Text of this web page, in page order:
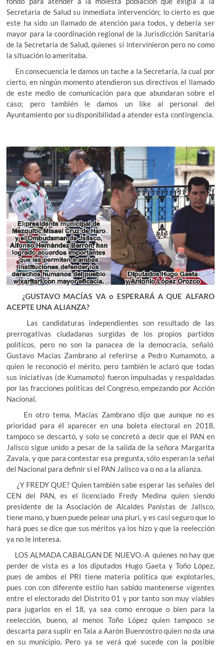
Secretaría de Salud su inmediata intervención; lo cierto es que
este ha sido un llamado de atención para todos, y debería ser
mayor para la coordinación regional de la Jurisdicción Sanitaria
de la Secretaría de Salud, quienes sí intervinieron pero no como
la situación lo ameritaba.
En consecuencia le damos un tache a la Secretaría, la cual por
cierto, en ningún momento atendieron sus directivos el llamado
de este medio de comunicación para que abundaran sobre el
caso; pero también le damos un like al personal del
Ayuntamiento por su disponibilidad a atender esta contingencia.
¿GUSTAVO MACÍAS VA o ESPERARÁ A QUE ALFARO
ACEPTE UNA ALIANZA?
Las candidaturas independientes son resultado de las
prerrogativas ciudadanas surgidas de los propios partidos
políticos, pero no son la panacea de la democracia, señaló
Gustavo Macías Zambrano al referirse a Pedro Kumamoto, a
quien le reconoció el mérito, pero también le aclaró que todas
sus iniciativas (de Kumamoto) fueron impulsadas y respaldadas
por las fracciones políticas del Congreso, empezando por Acción
Nacional.
En otro tema, Macías Zambrano dijo que aunque no es
prioridad para él aparecer en una boleta electoral en 2018,
tampoco se descartó, y solo se concretó a decir que el PAN en
Jalisco sigue unido a pesar de la salida de la señora Margarita
Zavala, y que para contestar esa pregunta, sólo esperan la señal
del Nacional para definir si el PAN Jalisco va o no a la alianza.
¿Y FREDY QUE? Quien también sabe esperar las señales del
CEN del PAN, es el licenciado Fredy Medina quien siendo
presidente de la Asociación de Alcaldes Panistas de Jalisco,
tiene mano, y buen puede pelear una pluri, y es casi seguro que lo
hará pues se dice que sus méritos ya los hizo y que la reelección
ya no le interesa.
LOS ALMADA CABALGAN DE NUEVO.-A quienes no hay que
perder de vista es a los diputados Hugo Gaeta y Toño López,
pues de ambos el PRI tiene materia política que explotarles,
pues con con diferente estilo han sabido mantenerse vigentes
entre el electorado del Distrito 01 y por tanto son muy viables
para jugarlos en el 18, ya sea como enroque o bien para la
reelección, bueno, al menos Toño López quien tampoco se
descarta para suplir en Tala a Aarón Buenrostro quien no da una
en su municipio. Pero ya se verá qué sucede con la posible